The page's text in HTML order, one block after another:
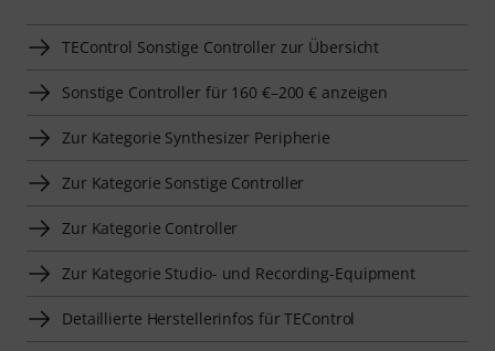
TEControl Sonstige Controller zur Übersicht
Sonstige Controller für 160 €–200 € anzeigen
Zur Kategorie Synthesizer Peripherie
Zur Kategorie Sonstige Controller
Zur Kategorie Controller
Zur Kategorie Studio- und Recording-Equipment
Detaillierte Herstellerinfos für TEControl